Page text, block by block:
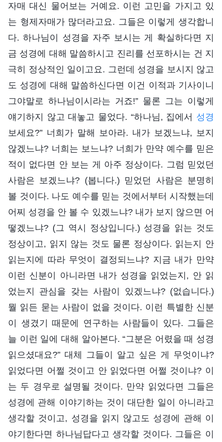
자매 대신 물어보는 거예요. 이런 고민을 가지고 있
는 형제자매가 많더라고요. 그들은 이렇게 생각합니
다. 하나님이 성경을 자주 보시는 게 확실하다면 지
금 성경에 대해 말씀하시고 진리를 선포하시는 건 지
극히 정상적인 일이고요. 그런데 성경을 보시지 않고
도 성경에 대해 말씀하신다면 이건 이적과 기사이니
그야말로 하나님이시라는 거죠!” 물론 그는 이렇게
얘기하지 않고 대놓고 물었다. “하나님, 집에서 성경
보세요?” 너희가 말해 보아라. 내가 보겠느냐, 보지
않겠느냐? 너희는 보느냐? 너희가 만약 예수를 믿은
적이 없다면 안 보는 게 아주 정상이다. 그럼 믿었던
사람은 보겠느냐? (봅니다.) 믿었던 사람은 분명히
볼 것이다. 나도 예수를 믿는 것에서부터 시작했는데
어찌 성경을 안 볼 수 있겠느냐? 내가 보지 않으면 어
떻겠느냐? (그 역시 정상입니다.) 성경을 읽는 것도
정상이고, 읽지 않는 것도 물론 정상이다. 읽는지 안
읽는지에 따라 무엇이 결정되느냐? 지금 내가 만약
이런 신분이 아니라면 내가 성경을 읽었는지, 안 읽
었는지 관심을 갖는 사람이 있겠느냐? (없습니다.)
뭘 읽든 묻는 사람이 없을 것이다. 이런 특별한 신분
이 생겼기 때문에 연구하는 사람들이 있다. 그들은
늘 이런 일에 대해 알아본다. “그분은 어렸을 때 성경
읽으셨대요?” 대체 그들이 알고 싶은 게 무엇이냐?
읽었다면 어쩔 것이고 안 읽었다면 어쩔 것이냐? 이
는 두 경우로 설명될 것이다. 만약 읽었다면 그들은
성경에 관해 이야기하는 것이 대단한 일이 아니라고
생각할 것이고, 성경을 읽지 않고도 성경에 관해 이
야기한다면 하나님답다고 생각할 것이다. 그들은 이